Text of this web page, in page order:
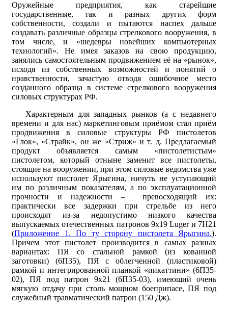
Оружейные предприятия, как старейшие
государственные, так и разных других форм
собственности, создали и пытаются наспех дальше
создавать различные образцы стрелкового вооружения, в
том числе, и «шедевры новейших компьютерных
технологий». Не имея заказов на свою продукцию,
занялись самостоятельным продвижением её на «рынок»,
исходя из собственных возможностей и понятий о
нравственности, зачастую отводя ошибочное место
созданного образца в системе стрелкового вооружения
силовых структурах РФ.
Характерным для западных рынков (а с недавнего
времени и для нас) маркетинговым приёмом стал приём
продвижения в силовые структуры РФ пистолетов
«Глок», «Страйк», он же «Стриж» и т. д. Предлагаемый
продукт объявляется самым «пистолетистым»
пистолетом, который отныне заменит все пистолеты,
стоящие на вооружении, при этом силовые ведомства уже
используют пистолет Ярыгина, ничуть не уступающий
им по различным показателям, а по эксплуатационной
прочности и надежности – превосходящий их:
практически все задержки при стрельбе из него
происходят из-за недопустимо низкого качества
выпускаемых отечественных патронов 9х19 Luger и 7Н21
(Приложение 1. По ту сторону пистолета Ярыгина.).
Причем этот пистолет производится в самых разных
вариантах: ПЯ со стальной рамкой (из кованной
заготовки) (6П35), ПЯ с облегченной (пластиковой)
рамкой и интегрированной планкой «пикаттини» (6П35-
02), ПЯ под патрон 9х21 (6П35-03), имеющий очень
мягкую отдачу при столь мощном боеприпасе, ПЯ под
служебный травматический патрон (150 Дж).